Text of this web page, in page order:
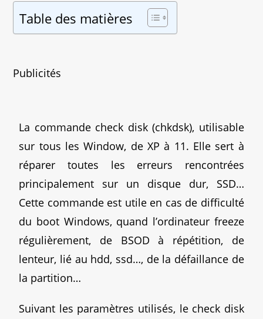
Table des matières
Publicités
La commande check disk (chkdsk), utilisable
sur tous les Window, de XP à 11. Elle sert à
réparer toutes les erreurs rencontrées
principalement sur un disque dur, SSD…
Cette commande est utile en cas de difficulté
du boot Windows, quand l’ordinateur freeze
régulièrement, de BSOD à répétition, de
lenteur, lié au hdd, ssd…, de la défaillance de
la partition…
Suivant les paramètres utilisés, le check disk